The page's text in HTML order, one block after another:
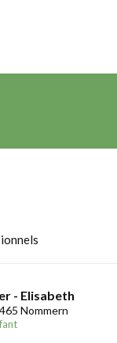
- Elisabeth
Nommern